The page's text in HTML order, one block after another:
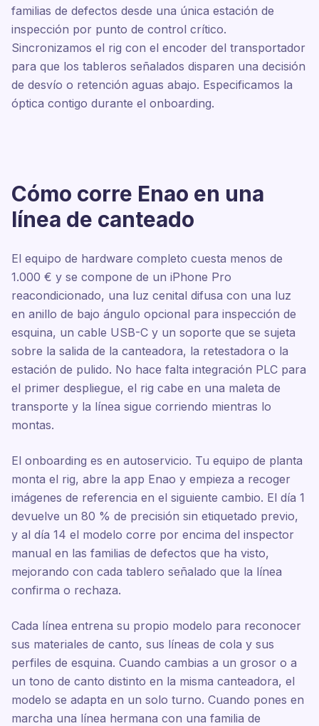
familias de defectos desde una única estación de
inspección por punto de control crítico.
Sincronizamos el rig con el encoder del transportador
para que los tableros señalados disparen una decisión
de desvío o retención aguas abajo. Especificamos la
óptica contigo durante el onboarding.
Cómo corre Enao en una
línea de canteado
El equipo de hardware completo cuesta menos de
1.000 € y se compone de un iPhone Pro
reacondicionado, una luz cenital difusa con una luz
en anillo de bajo ángulo opcional para inspección de
esquina, un cable USB-C y un soporte que se sujeta
sobre la salida de la canteadora, la retestadora o la
estación de pulido. No hace falta integración PLC para
el primer despliegue, el rig cabe en una maleta de
transporte y la línea sigue corriendo mientras lo
montas.
El onboarding es en autoservicio. Tu equipo de planta
monta el rig, abre la app Enao y empieza a recoger
imágenes de referencia en el siguiente cambio. El día 1
devuelve un 80 % de precisión sin etiquetado previo,
y al día 14 el modelo corre por encima del inspector
manual en las familias de defectos que ha visto,
mejorando con cada tablero señalado que la línea
confirma o rechaza.
Cada línea entrena su propio modelo para reconocer
sus materiales de canto, sus líneas de cola y sus
perfiles de esquina. Cuando cambias a un grosor o a
un tono de canto distinto en la misma canteadora, el
modelo se adapta en un solo turno. Cuando pones en
marcha una línea hermana con una familia de